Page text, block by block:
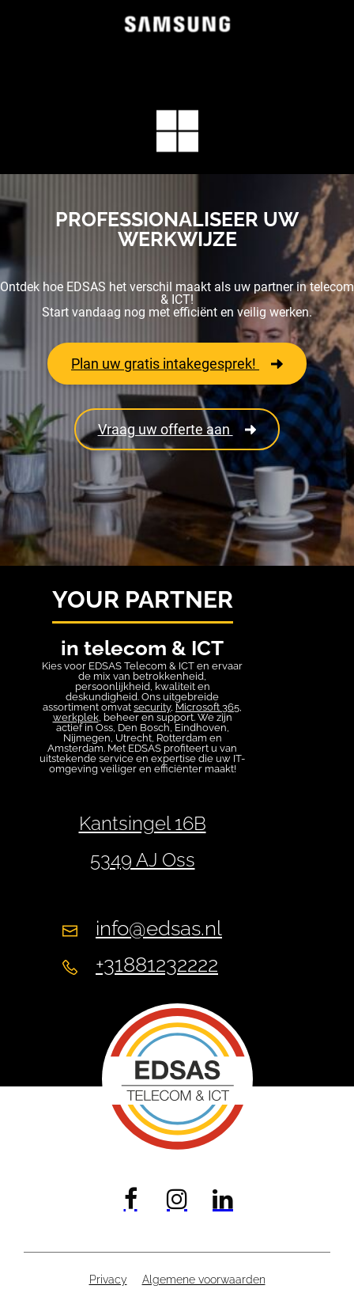
PROFESSIONALISEER UW
WERKWIJZE
Ontdek hoe EDSAS het verschil maakt als uw partner in telecom
& ICT!
Start vandaag nog met efficiënt en veilig werken.
Plan uw gratis intakegesprek!
Vraag uw offerte aan
YOUR PARTNER
in telecom & ICT
Kies voor EDSAS Telecom & ICT en ervaar
de mix van betrokkenheid,
persoonlijkheid, kwaliteit en
deskundigheid. Ons uitgebreide
assortiment omvat security, Microsoft 365,
werkplek, beheer en support. We zijn
actief in Oss, Den Bosch, Eindhoven,
Nijmegen, Utrecht, Rotterdam en
Amsterdam. Met EDSAS profiteert u van
uitstekende service en expertise die uw IT-
omgeving veiliger en efficiënter maakt!
Kantsingel 16B
5349 AJ Oss
info@edsas.nl
+31881232222
Privacy Algemene voorwaarden